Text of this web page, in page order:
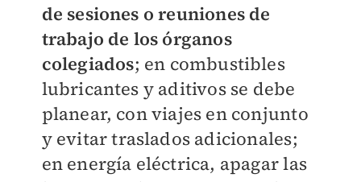
de sesiones o reuniones de
trabajo de los órganos
colegiados; en combustibles
lubricantes y aditivos se debe
planear, con viajes en conjunto
y evitar traslados adicionales;
en energía eléctrica, apagar las